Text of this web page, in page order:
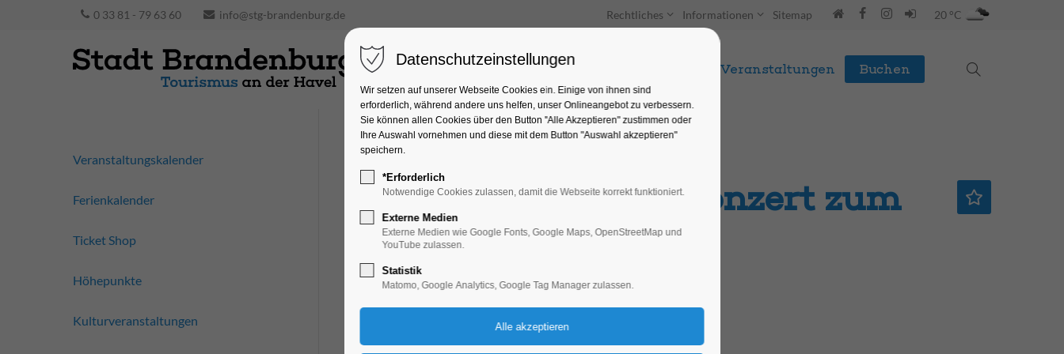
0 33 81 - 79 63 60 info@stg-brandenburg.de Rechtliches Informationen Sitemap 20 °C
Unterkünfte Entdecken & Erleben Veranstaltungen Buchen
Großes Jubiläumskonzert zum
130. Jubiläum
Jahrestag, Jubiläum, Konzert, Musik
08.06.2024, 15:00
Veranstaltungskalender
Ferienkalender
Ticket Shop
Höhepunkte
Kulturveranstaltungen
Datenschutzeinstellungen
Wir setzen auf unserer Webseite Cookies ein. Einige von ihnen sind
erforderlich, während andere uns helfen, unser Onlineangebot zu verbessern.
Sie können allen Cookies über den Button "Alle Akzeptieren" zustimmen oder
Ihre Auswahl vornehmen und diese mit dem Button "Auswahl akzeptieren"
speichern.
*Erforderlich
Notwendige Cookies zulassen, damit die Webseite korrekt funktioniert.
Externe Medien
Externe Medien wie Google Fonts, Google Maps, OpenStreetMap und
YouTube zulassen.
Statistik
Matomo, Google Analytics, Google Tag Manager zulassen.